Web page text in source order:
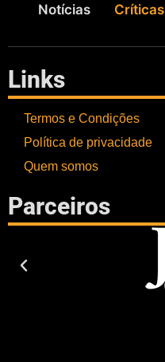
Notícias Críticas
Links
Termos e Condições
Política de privacidade
Quem somos
Parceiros